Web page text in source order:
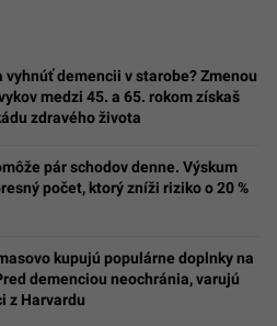
vyhnúť demencii v starobe? Zmenou
medzi 45. a 65. rokom získaš
zdravého života
pár schodov denne. Výskum
počet, ktorý zníži riziko o 20 %
kupujú populárne doplnky na
demenciou neochránia, varujú
z Harvardu